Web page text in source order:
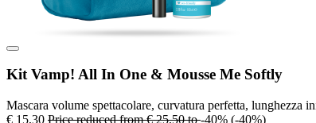
Kit Vamp! All In One & Mousse Me Softly
Mascara volume spettacolare, curvatura perfetta, lunghezza
€ 15,30 Price reduced from€ 25,50to-40% (-40%)